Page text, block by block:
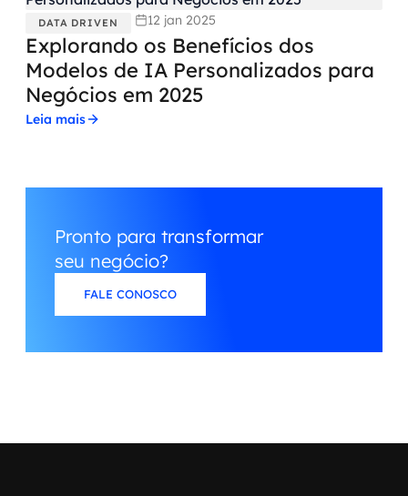
DATA DRIVEN 12 jan 2025
Explorando os Benefícios dos
Modelos de IA Personalizados para
Negócios em 2025
Leia mais
Pronto para transformar
seu negócio?
FALE CONOSCO